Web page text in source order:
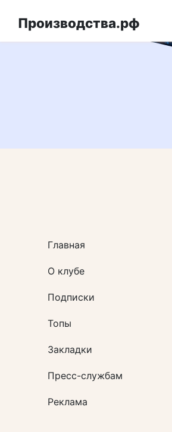
Производства.рф
Главная
О клубе
Подписки
Топы
Закладки
Пресс-службам
Реклама